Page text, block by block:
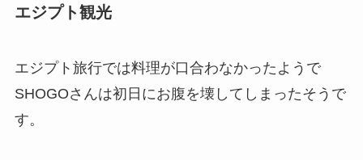
エジプト観光
エジプト旅行では料理が口合わなかったようで
SHOGOさんは初日にお腹を壊してしまったそうで
す。